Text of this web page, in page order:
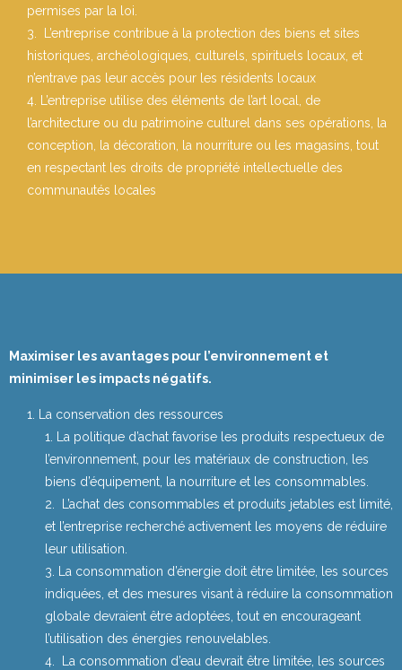
permises par la loi.
L’entreprise contribue à la protection des biens et sites
historiques, archéologiques, culturels, spirituels locaux, et
n’entrave pas leur accès pour les résidents locaux
L’entreprise utilise des éléments de l’art local, de
l’architecture ou du patrimoine culturel dans ses opérations, la
conception, la décoration, la nourriture ou les magasins, tout
en respectant les droits de propriété intellectuelle des
communautés locales
Maximiser les avantages pour l’environnement et
minimiser les impacts négatifs.
La conservation des ressources
La politique d’achat favorise les produits respectueux de
l’environnement, pour les matériaux de construction, les
biens d’équipement, la nourriture et les consommables.
L’achat des consommables et produits jetables est limité,
et l’entreprise recherché activement les moyens de réduire
leur utilisation.
La consommation d’énergie doit être limitée, les sources
indiquées, et des mesures visant à réduire la consommation
globale devraient être adoptées, tout en encourageant
l’utilisation des énergies renouvelables.
La consommation d’eau devrait être limitée, les sources